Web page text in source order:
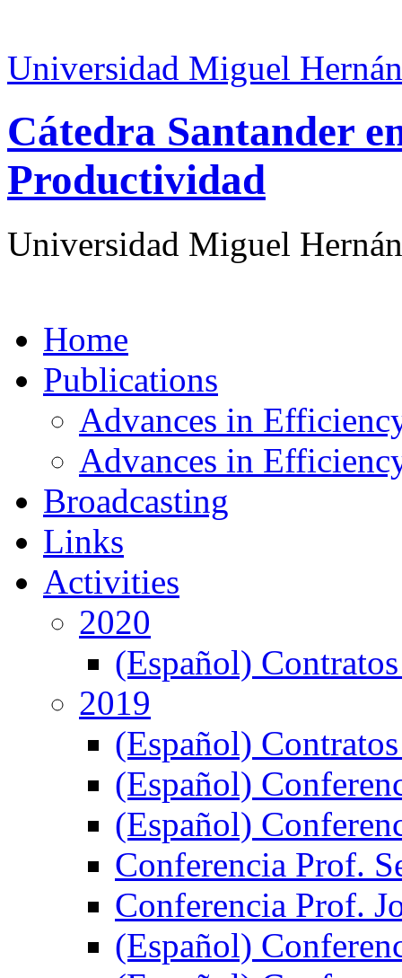
Universidad Miguel
Cátedra Santander
Productividad
Universidad Miguel
Home
Publications
Advances in
Advances in
Broadcasting
Links
Activities
2020
(Español)
2019
(Español)
(Español)
(Español)
Conferencia Prof.
Conferencia Prof.
(Español)